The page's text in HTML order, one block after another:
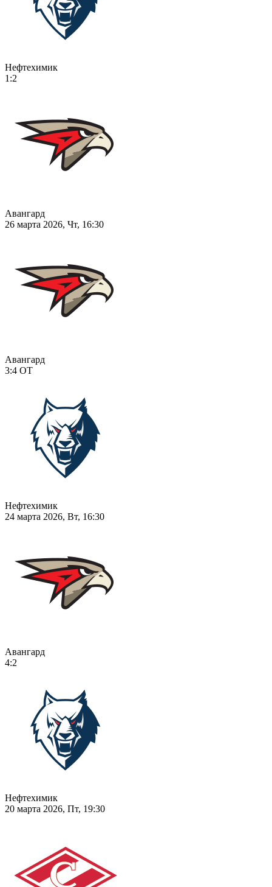
Нефтехимик
1:2
Авангард
26 марта 2026, Чт, 16:30
Авангард
3:4 ОТ
Нефтехимик
24 марта 2026, Вт, 16:30
Авангард
4:2
Нефтехимик
20 марта 2026, Пт, 19:30